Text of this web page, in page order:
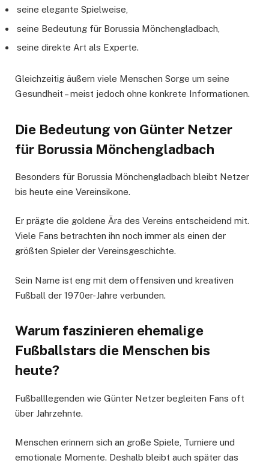
seine elegante Spielweise,
seine Bedeutung für Borussia Mönchengladbach,
seine direkte Art als Experte.
Gleichzeitig äußern viele Menschen Sorge um seine
Gesundheit – meist jedoch ohne konkrete Informationen.
Die Bedeutung von Günter Netzer
für Borussia Mönchengladbach
Besonders für Borussia Mönchengladbach bleibt Netzer
bis heute eine Vereinsikone.
Er prägte die goldene Ära des Vereins entscheidend mit.
Viele Fans betrachten ihn noch immer als einen der
größten Spieler der Vereinsgeschichte.
Sein Name ist eng mit dem offensiven und kreativen
Fußball der 1970er-Jahre verbunden.
Warum faszinieren ehemalige
Fußballstars die Menschen bis
heute?
Fußballlegenden wie Günter Netzer begleiten Fans oft
über Jahrzehnte.
Menschen erinnern sich an große Spiele, Turniere und
emotionale Momente. Deshalb bleibt auch später das